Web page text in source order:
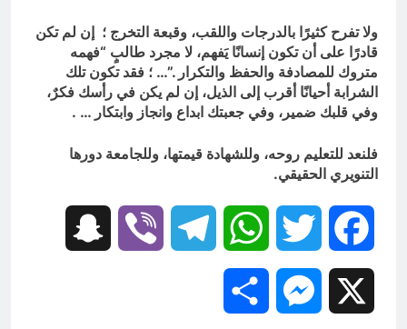
ولا تفرح كثيرًا بالدرجات واللقب، وقبعة التخرج ؛ إن لم تكن
قادرًا على أن تكون إنسانًا يَفهم، لا مجرد طالبٍ “فهمه
متروك للمصادفة والحفظ والتكرار .”… ؛ فقد تكون تلك
الشرابة أحيانًا أقرب إلى الذيل، إن لم يكن في رأسك فكرٌ،
وفي قلبك ضمير، وفي جعبتك ابداع وانجاز وابتكار … .
فلنعد للتعليم روحه، وللشهادة قيمتها، وللجامعة دورها
التنويري الحقيقي.
Facebook
Twitter
WhatsApp
Telegram
Viber
Messenger